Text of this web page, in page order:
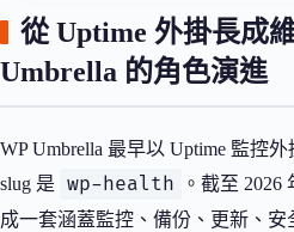
從 Uptime 外掛長成
Umbrella 的角色演進
WP Umbrella 最早以 Uptime 監控
slug 是
wp-health
。截至 2026
成一套涵蓋監控、備份、更新、安